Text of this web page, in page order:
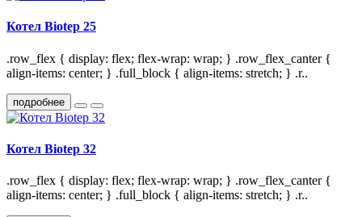
Котел Biotep 25
.row_flex { display: flex; flex-wrap: wrap; } .row_flex_canter {
align-items: center; } .full_block { align-items: stretch; } .r..
подробнее
Котел Biotep 32
.row_flex { display: flex; flex-wrap: wrap; } .row_flex_canter {
align-items: center; } .full_block { align-items: stretch; } .r..